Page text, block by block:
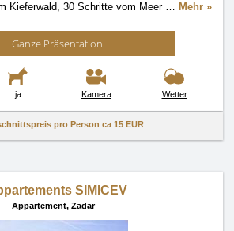
Kieferwald, 30 Schritte vom Meer … Mehr »
Ganze Präsentation
ja Kamera Wetter
pro Person ca 15 EUR
SIMICEV
Appartement, Zadar